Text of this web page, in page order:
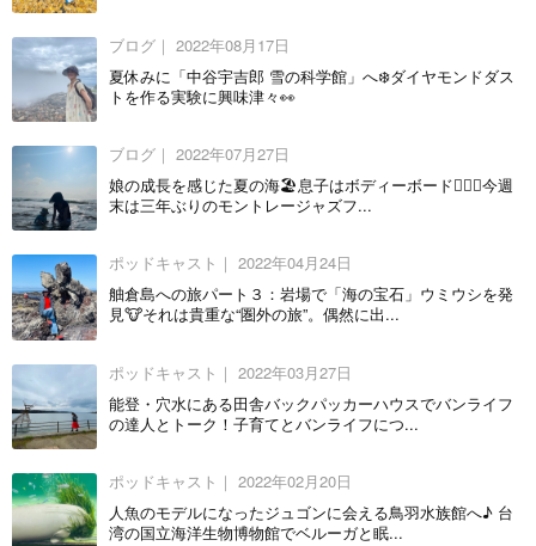
ブログ｜2022年08月17日
夏休みに「中谷宇吉郎 雪の科学館」へ❄️ダイヤモンドダス
トを作る実験に興味津々👀
ブログ｜2022年07月27日
娘の成長を感じた夏の海🏖息子はボディーボード🏄🏻‍♂️今週
末は三年ぶりのモントレージャズフ...
ポッドキャスト｜2022年04月24日
舳倉島への旅パート３：岩場で「海の宝石」ウミウシを発
見🐮それは貴重な“圏外の旅”。偶然に出...
ポッドキャスト｜2022年03月27日
能登・穴水にある田舎バックパッカーハウスでバンライフ
の達人とトーク！子育てとバンライフにつ...
ポッドキャスト｜2022年02月20日
人魚のモデルになったジュゴンに会える鳥羽水族館へ♪ 台
湾の国立海洋生物博物館でベルーガと眠...